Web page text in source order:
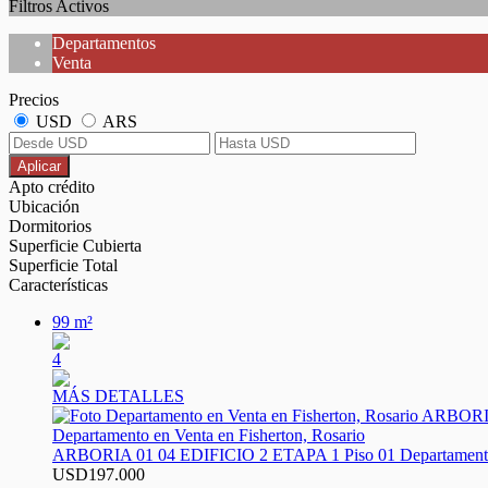
Filtros Activos
Departamentos
Venta
Precios
USD
ARS
Aplicar
Apto crédito
Ubicación
Dormitorios
Superficie Cubierta
Superficie Total
Características
99 m²
4
MÁS DETALLES
Departamento en Venta en Fisherton, Rosario
ARBORIA 01 04 EDIFICIO 2 ETAPA 1 Piso 01
USD197.000